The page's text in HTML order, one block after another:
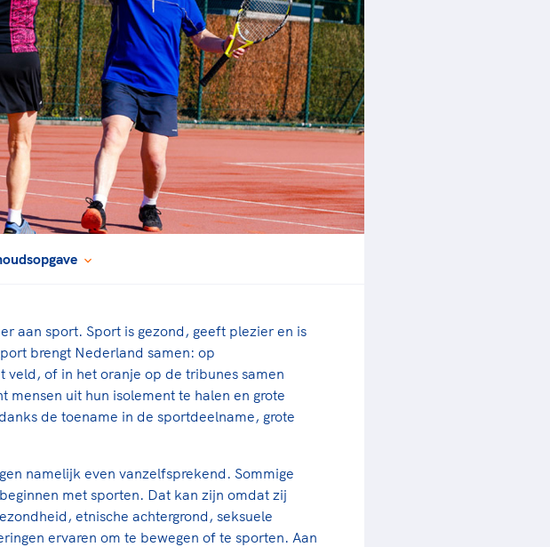
je moeder of de hockeywedstrijd
van je buurjongen.
Lees verder
Lees verder
aan sport. Sport is gezond, geeft plezier en is
brengt Nederland samen: op
veld, of in het oranje op de tribunes samen
mensen uit hun isolement te halen en grote
de toename in de sportdeelname, grote
namelijk even vanzelfsprekend. Sommige
met sporten. Dat kan zijn omdat zij
etnische achtergrond, seksuele
ervaren om te bewegen of te sporten. Aan